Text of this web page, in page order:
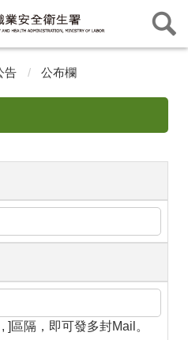
告 公布欄
]區隔，即可發多封Mail。